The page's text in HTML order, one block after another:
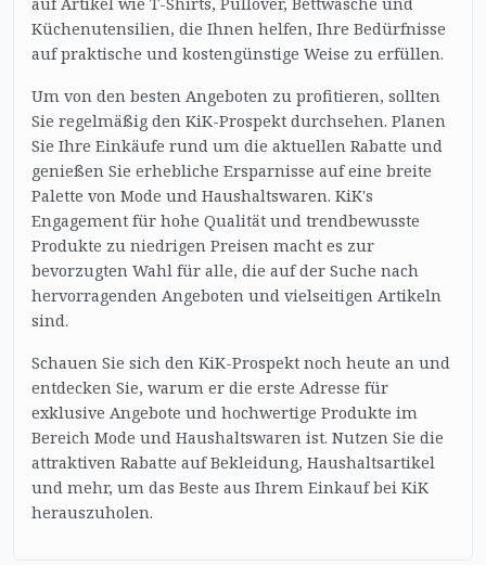
Küchenutensilien, die Ihnen helfen, Ihre Bedürfnisse
auf praktische und kostengünstige Weise zu erfüllen.
Um von den besten Angeboten zu profitieren, sollten
Sie regelmäßig den KiK-Prospekt durchsehen. Planen
Sie Ihre Einkäufe rund um die aktuellen Rabatte und
genießen Sie erhebliche Ersparnisse auf eine breite
Palette von Mode und Haushaltswaren. KiK's
Engagement für hohe Qualität und trendbewusste
Produkte zu niedrigen Preisen macht es zur
bevorzugten Wahl für alle, die auf der Suche nach
hervorragenden Angeboten und vielseitigen Artikeln
sind.
Schauen Sie sich den KiK-Prospekt noch heute an und
entdecken Sie, warum er die erste Adresse für
exklusive Angebote und hochwertige Produkte im
Bereich Mode und Haushaltswaren ist. Nutzen Sie die
attraktiven Rabatte auf Bekleidung, Haushaltsartikel
und mehr, um das Beste aus Ihrem Einkauf bei KiK
herauszuholen.